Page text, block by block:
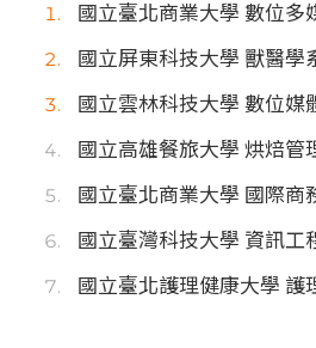
國立臺北商業大學 數位多
國立屏東科技大學 獸醫學
國立雲林科技大學 數位媒
國立高雄餐旅大學 烘焙管
國立臺北商業大學 國際商
國立臺灣科技大學 資訊工
國立臺北護理健康大學 護